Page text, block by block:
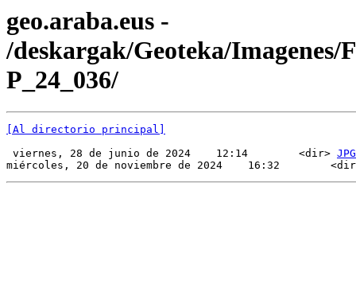
geo.araba.eus -
/deskargak/Geoteka/Imagenes/
P_24_036/
[Al directorio principal]
viernes, 28 de junio de 2024    12:14        <dir> JPG
miércoles, 20 de noviembre de 2024    16:32